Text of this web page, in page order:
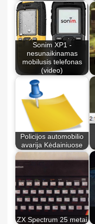
Sonim XP1 -
nesunaikinamas
mobilusis telefonas
(video)
Policijos automobilio
avarija Kėdainiuose
ZX Spectrum 25 metai